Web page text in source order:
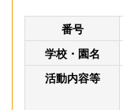
番号
学校・園名
活動内容等